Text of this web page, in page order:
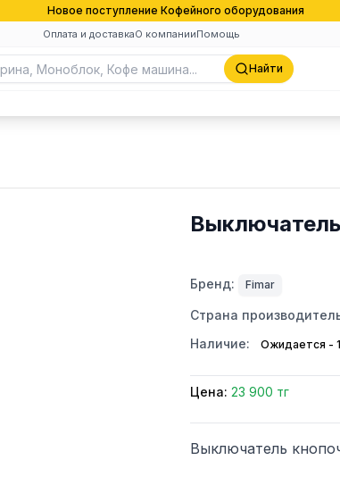
Новое поступление Кофейного оборудования
Оплата и доставкаО компанииПомощь
Найти
Бренд: Fimar
Страна
Наличие:
Ожидается -
Цена: 23 900 тг
Выключатель